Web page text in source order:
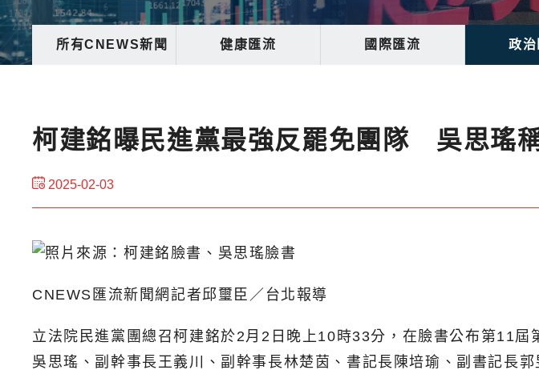
所有CNEWS新聞 健康匯流 國際匯流 政治
柯建銘曝民進黨最強反罷免團隊 吳思瑤
2025-02-03
CNEWS匯流新聞網記者邱璽臣／台北報導
立法院民進黨團總召柯建銘於2月2日晚上10時33分，在臉書公布第11
吳思瑤、副幹事長王義川、副幹事長林楚茵、書記長陳培瑜、副書記長